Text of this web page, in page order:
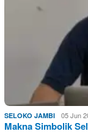
SELOKO JAMBI 05 Jun
Makna Simbolik